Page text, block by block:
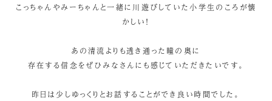
こっちゃんやみーちゃんと一緒に川遊びしていた小学生のころが懐
かしい！
あの清流よりも透き通った瞳の奥に
存在する信念をぜひみなさんにも感じていただきたいです。
昨日は少しゆっくりとお話することができ良い時間でした。